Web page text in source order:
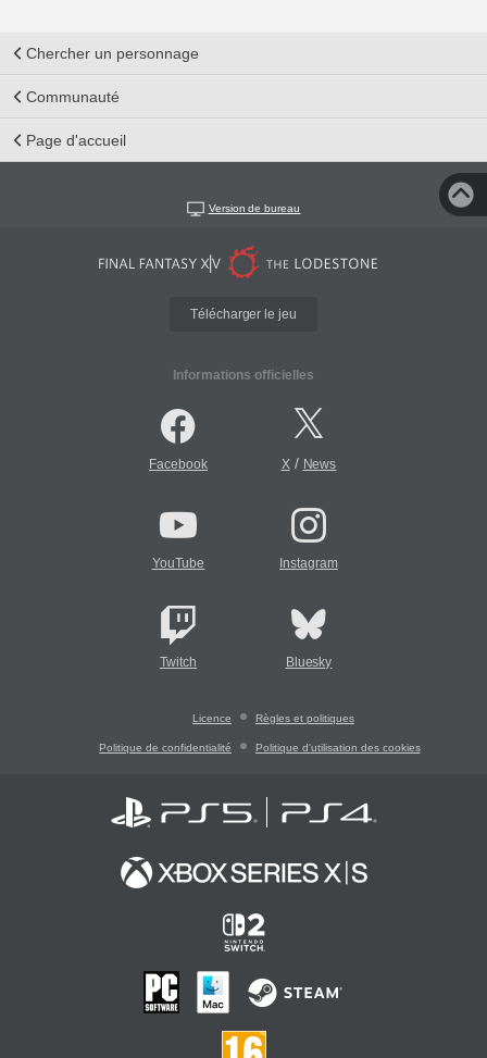
Chercher un personnage
Communauté
Page d'accueil
Version de bureau
Télécharger le jeu
Informations officielles
Facebook X/ News
YouTube Instagram
Twitch Bluesky
Licence Règles et politiques
Politique de confidentialité Politique d'utilisation des cookies